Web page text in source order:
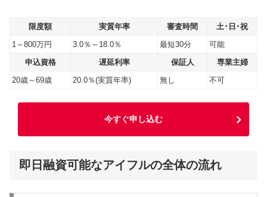
限度額 実質年率 審査時間
土･日･祝
1～800万円
3.0％～18.0％ 最短30分
可能
申込資格
遅延利率 保証人
専業主婦
20歳～69歳
20.0％(実質年率) 無し 不可
今すぐ申し込む
即日融資可能なアイフルの全体の流れ